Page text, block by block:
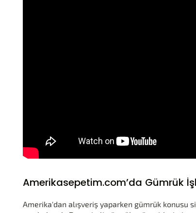
Amerikasepetim.com’da Gümrük
Amerika'dan alışveriş yaparken gümrük